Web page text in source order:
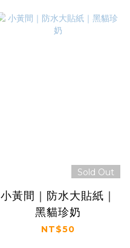
Sold Out
小黃間｜防水大貼紙｜
黑貓珍奶
NT$50